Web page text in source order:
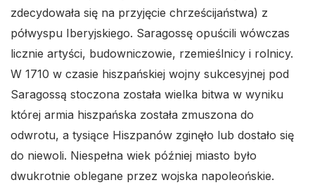
zdecydowała się na przyjęcie chrześcijaństwa) z
półwyspu Iberyjskiego. Saragossę opuścili wówczas
licznie artyści, budowniczowie, rzemieślnicy i rolnicy.
W 1710 w czasie hiszpańskiej wojny sukcesyjnej pod
Saragossą stoczona została wielka bitwa w wyniku
której armia hiszpańska została zmuszona do
odwrotu, a tysiące Hiszpanów zginęło lub dostało się
do niewoli. Niespełna wiek później miasto było
dwukrotnie oblegane przez wojska napoleońskie.